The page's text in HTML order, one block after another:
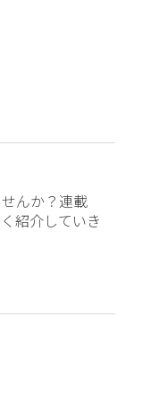
んか？連載
紹介していき